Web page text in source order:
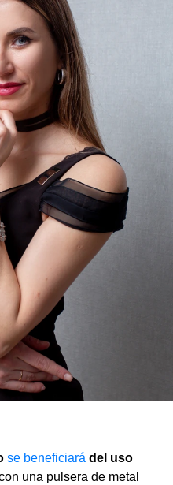
se beneficiará del uso
una pulsera de metal